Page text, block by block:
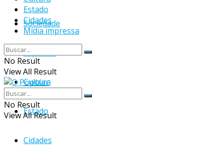
Sociedade
Esportes
Cultura
Estado
Cidades
Estado
Cidades
Mídia impressa
No Result
View All Result
No Result
View All Result